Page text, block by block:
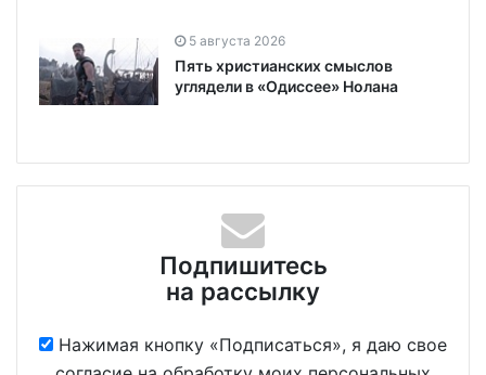
5 августа 2026
Пять христианских смыслов
углядели в «Одиссее» Нолана
Подпишитесь
на рассылку
Нажимая кнопку «Подписаться», я даю свое